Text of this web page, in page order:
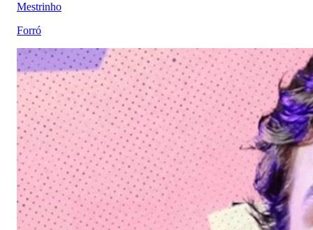
Mestrinho
Forró